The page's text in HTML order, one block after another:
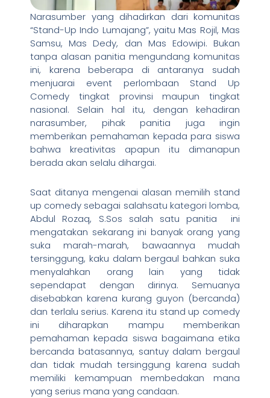
Narasumber yang dihadirkan dari komunitas
“Stand-Up Indo Lumajang”, yaitu Mas Rojil, Mas
Samsu, Mas Dedy, dan Mas Edowipi. Bukan
tanpa alasan panitia mengundang komunitas
ini, karena beberapa di antaranya sudah
menjuarai event perlombaan Stand Up
Comedy tingkat provinsi maupun tingkat
nasional. Selain hal itu, dengan kehadiran
narasumber, pihak panitia juga ingin
memberikan pemahaman kepada para siswa
bahwa kreativitas apapun itu dimanapun
berada akan selalu dihargai.
Saat ditanya mengenai alasan memilih stand
up comedy sebagai salahsatu kategori lomba,
Abdul Rozaq, S.Sos salah satu panitia ini
mengatakan sekarang ini banyak orang yang
suka marah-marah, bawaannya mudah
tersinggung, kaku dalam bergaul bahkan suka
menyalahkan orang lain yang tidak
sependapat dengan dirinya. Semuanya
disebabkan karena kurang guyon (bercanda)
dan terlalu serius. Karena itu stand up comedy
ini diharapkan mampu memberikan
pemahaman kepada siswa bagaimana etika
bercanda batasannya, santuy dalam bergaul
dan tidak mudah tersinggung karena sudah
memiliki kemampuan membedakan mana
yang serius mana yang candaan.